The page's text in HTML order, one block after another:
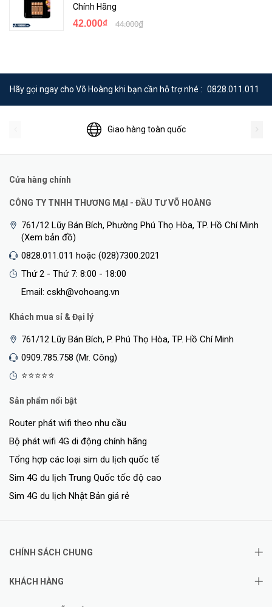
Chính Hãng
42.000₫ 44.000₫
Hãy gọi ngay cho Võ Hoàng khi bạn cần hỗ trợ nhé : 0828.011.011
Giao hàng toàn quốc
Cửa hàng chính
CÔNG TY TNHH THƯƠNG MẠI - ĐẦU TƯ VÕ HOÀNG
761/12 Lũy Bán Bích, Phường Phú Thọ Hòa, TP. Hồ Chí Minh
(Xem bản đồ)
0828.011.011 hoặc (028)7300.2021
Thứ 2 - Thứ 7: 8:00 - 18:00
Email: cskh@vohoang.vn
Khách mua sỉ & Đại lý
761/12 Lũy Bán Bích, P. Phú Thọ Hòa, TP. Hồ Chí Minh
0909.785.758 (Mr. Công)
⭐⭐⭐⭐⭐
Sản phẩm nổi bật
Router phát wifi theo nhu cầu
Bộ phát wifi 4G di động chính hãng
Tổng hợp các loại sim du lịch quốc tế
Sim 4G du lịch Trung Quốc tốc độ cao
Sim 4G du lịch Nhật Bản giá rẻ
CHÍNH SÁCH CHUNG
KHÁCH HÀNG